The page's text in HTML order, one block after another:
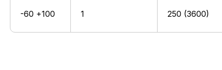
-60 +100 1 250 (3600)
c/s высота посадочного места